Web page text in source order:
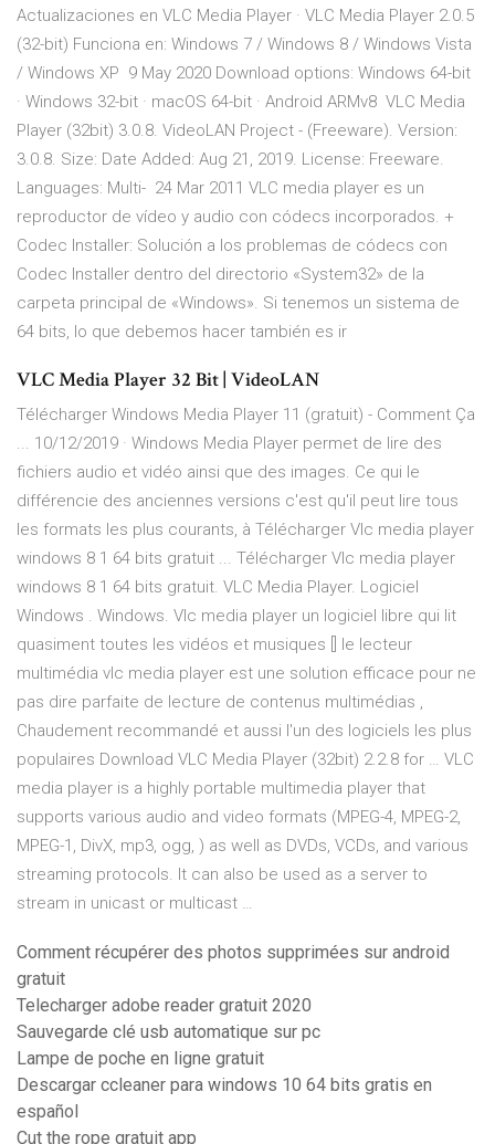
Actualizaciones en VLC Media Player · VLC Media Player 2.0.5
(32-bit) Funciona en: Windows 7 / Windows 8 / Windows Vista
/ Windows XP 9 May 2020 Download options: Windows 64-bit
· Windows 32-bit · macOS 64-bit · Android ARMv8 VLC Media
Player (32bit) 3.0.8. VideoLAN Project - (Freeware). Version:
3.0.8. Size: Date Added: Aug 21, 2019. License: Freeware.
Languages: Multi- 24 Mar 2011 VLC media player es un
reproductor de vídeo y audio con códecs incorporados. +
Codec Installer: Solución a los problemas de códecs con
Codec Installer dentro del directorio «System32» de la
carpeta principal de «Windows». Si tenemos un sistema de
64 bits, lo que debemos hacer también es ir
VLC Media Player 32 Bit | VideoLAN
Télécharger Windows Media Player 11 (gratuit) - Comment Ça
... 10/12/2019 · Windows Media Player permet de lire des
fichiers audio et vidéo ainsi que des images. Ce qui le
différencie des anciennes versions c'est qu'il peut lire tous
les formats les plus courants, à Télécharger Vlc media player
windows 8 1 64 bits gratuit ... Télécharger Vlc media player
windows 8 1 64 bits gratuit. VLC Media Player. Logiciel
Windows . Windows. Vlc media player un logiciel libre qui lit
quasiment toutes les vidéos et musiques [] le lecteur
multimédia vlc media player est une solution efficace pour ne
pas dire parfaite de lecture de contenus multimédias ,
Chaudement recommandé et aussi l'un des logiciels les plus
populaires Download VLC Media Player (32bit) 2.2.8 for … VLC
media player is a highly portable multimedia player that
supports various audio and video formats (MPEG-4, MPEG-2,
MPEG-1, DivX, mp3, ogg, ) as well as DVDs, VCDs, and various
streaming protocols. It can also be used as a server to
stream in unicast or multicast …
Comment récupérer des photos supprimées sur android
gratuit
Telecharger adobe reader gratuit 2020
Sauvegarde clé usb automatique sur pc
Lampe de poche en ligne gratuit
Descargar ccleaner para windows 10 64 bits gratis en
español
Cut the rope gratuit app